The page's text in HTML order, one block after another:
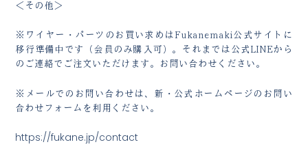
＜その他＞
※ワイヤー・パーツのお買い求めはFukanemaki公式サイトに
移行準備中です（会員のみ購入可）。それまでは公式LINEから
のご連絡でご注文いただけます。お問い合わせください。
※メールでのお問い合わせは、新・公式ホームページのお問い
合わせフォームを利用ください。
https://fukane.jp/contact